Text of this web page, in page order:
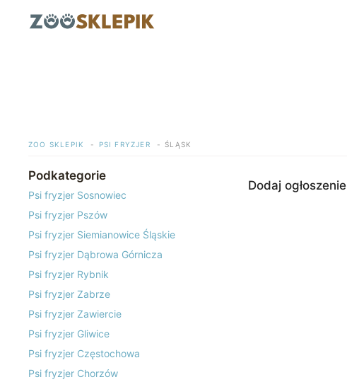
ZOO SKLEPIK PSI FRYZJER ŚLĄSK
Podkategorie
Psi fryzjer Sosnowiec
Psi fryzjer Pszów
Psi fryzjer Siemianowice Śląskie
Psi fryzjer Dąbrowa Górnicza
Psi fryzjer Rybnik
Psi fryzjer Zabrze
Psi fryzjer Zawiercie
Psi fryzjer Gliwice
Psi fryzjer Częstochowa
Psi fryzjer Chorzów
Dodaj ogłoszenie